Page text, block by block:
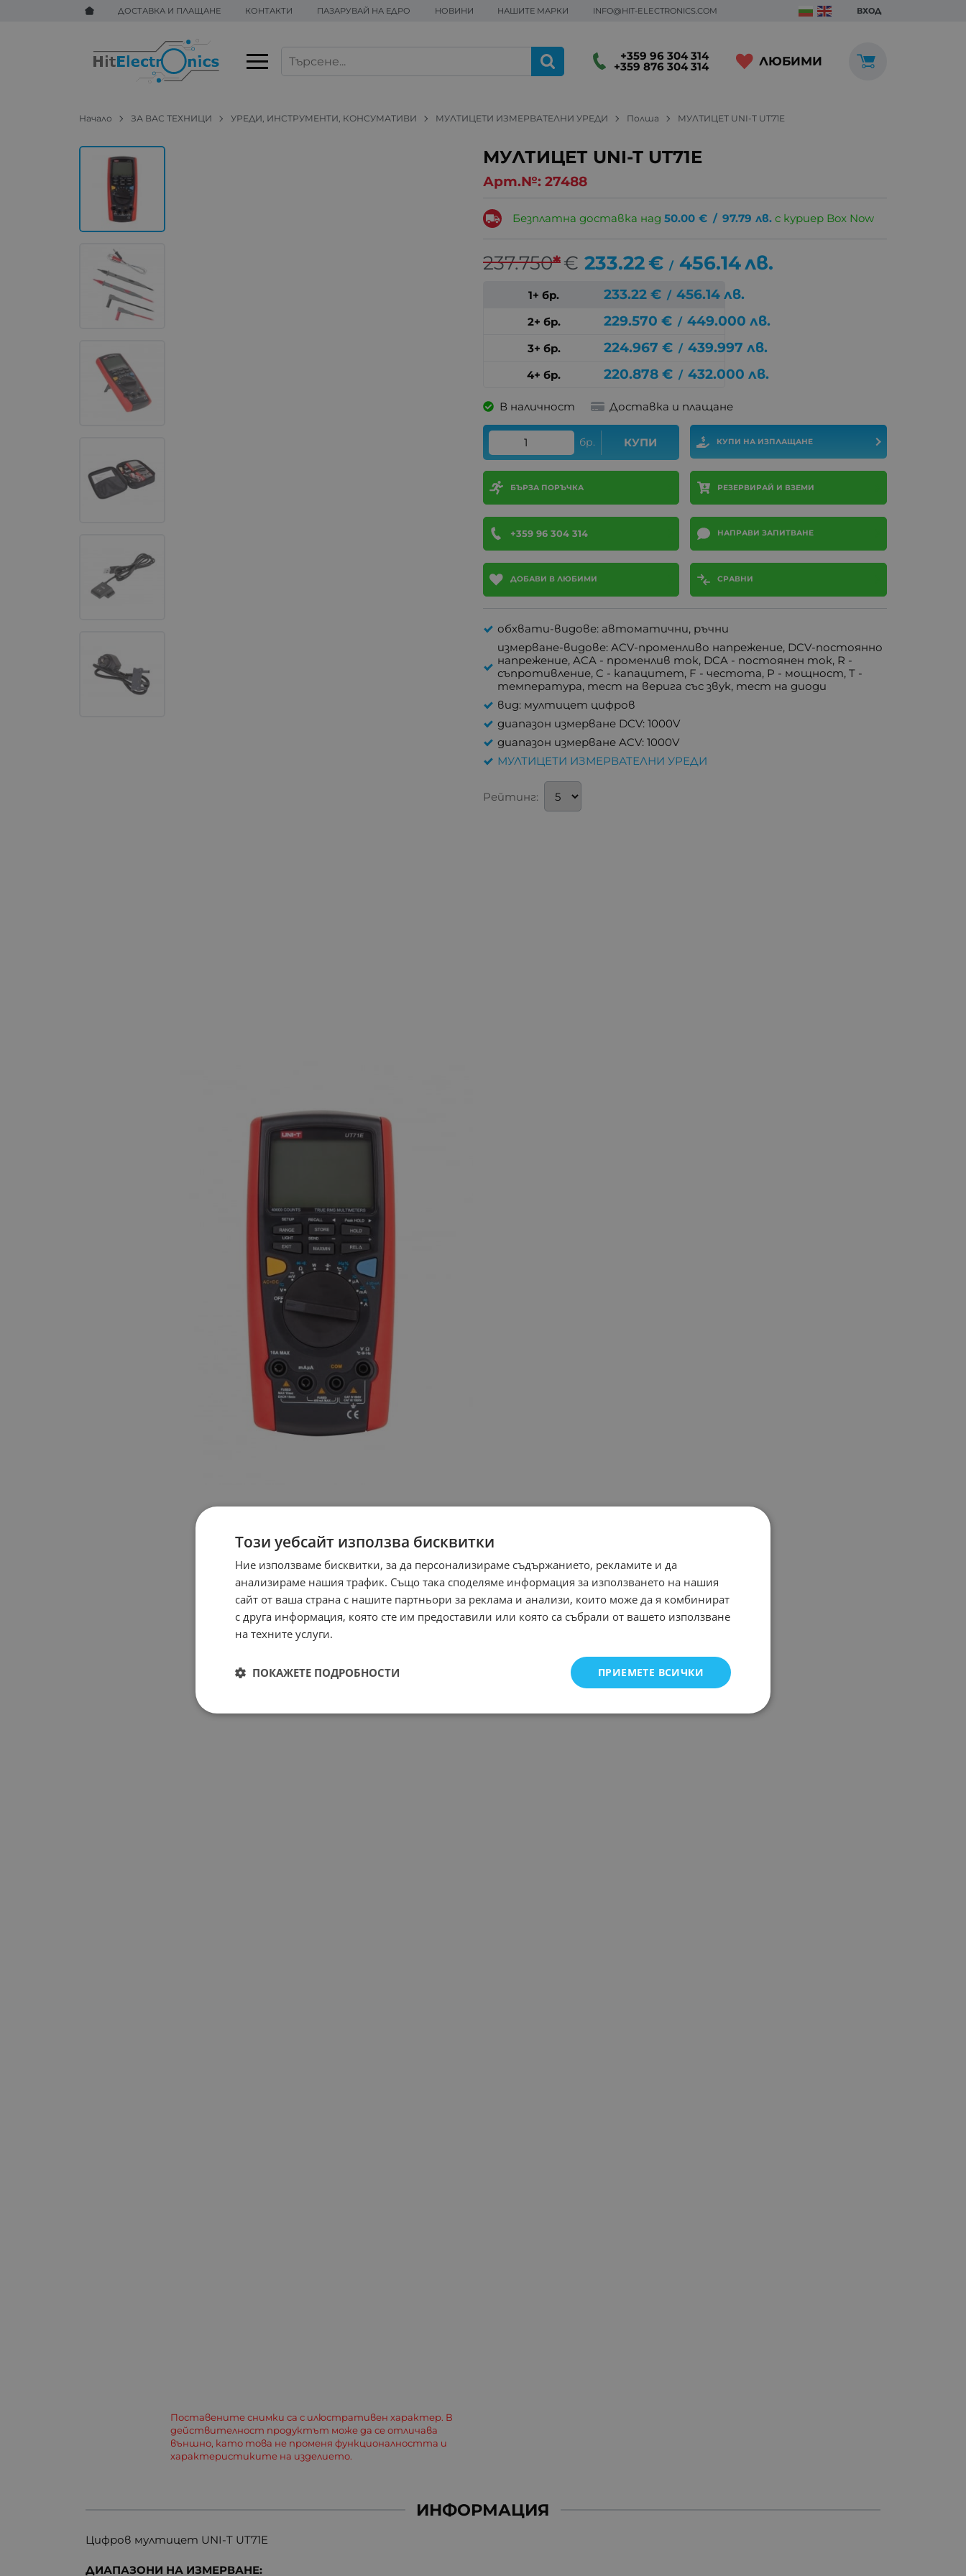
ДОСТАВКА И ПЛАЩАНЕ КОНТАКТИ ПАЗАРУВАЙ НА ЕДРО НОВИНИ НАШИТЕ МАРКИ INFO@HIT-ELECTRONICS.COM ВХОД
+359 96 304 314
+359 876 304 314 ЛЮБИМИ
Начало ЗА ВАС ТЕХНИЦИ УРЕДИ, ИНСТРУМЕНТИ, КОНСУМАТИВИ МУЛТИЦЕТИ ИЗМЕРВАТЕЛНИ УРЕДИ Полша МУЛТИЦЕТ UNI-T UT71E
МУЛТИЦЕТ UNI-T UT71E
Арт.№: 27488
Поставените снимки са с илюстративен характер. В
действителност продуктът може да се отличава
външно, като това не променя функционалността и
характеристиките на изделието.
Безплатна доставка над50.00 € / 97.79 лв. с куриер Box Now
237.750*€ 233.22€ / 456.14лв.
1+ бр. 233.22 € / 456.14 лв.
2+ бр. 229.570 € / 449.000 лв.
3+ бр. 224.967 € / 439.997 лв.
4+ бр. 220.878 € / 432.000 лв.
В наличност Доставка и плащане
бр. КУПИ КУПИ НА ИЗПЛАЩАНЕ
БЪРЗА ПОРЪЧКА РЕЗЕРВИРАЙ И ВЗЕМИ
+359 96 304 314 НАПРАВИ ЗАПИТВАНЕ
ДОБАВИ В ЛЮБИМИ СРАВНИ
обхвати-видове: автоматични, ръчни
измерване-видове: ACV-променливо напрежение, DCV-постоянно
напрежение, ACA - променлив ток, DCA - постоянен ток, R -
съпротивление, C - капацитет, F - честота, P - мощност, T -
температура, тест на верига със звук, тест на диоди
вид: мултицет цифров
диапазон измерване DCV: 1000V
диапазон измерване ACV: 1000V
МУЛТИЦЕТИ ИЗМЕРВАТЕЛНИ УРЕДИ
Рейтинг:
ИНФОРМАЦИЯ
Цифров мултицет UNI-T UT71E
ДИАПАЗОНИ НА ИЗМЕРВАНЕ:
Този уебсайт използва бисквитки
Ние използваме бисквитки, за да персонализираме съдържанието, рекламите и да
анализираме нашия трафик. Също така споделяме информация за използването на нашия
сайт от ваша страна с нашите партньори за реклама и анализи, които може да я комбинират
с друга информация, която сте им предоставили или която са събрали от вашето използване
на техните услуги.
ПРИЕМЕТЕ ВСИЧКИ
ПОКАЖЕТЕ ПОДРОБНОСТИ